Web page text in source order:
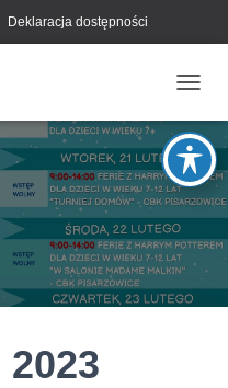
Deklaracja dostępności
R
Z
E
Ł
Ą
Z
N
A
W